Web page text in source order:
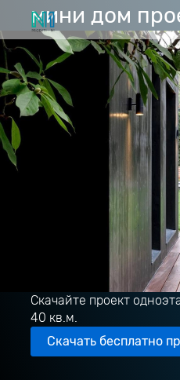
мини дом
Скачайте проект
40 кв.м.
Скачать бесплатно